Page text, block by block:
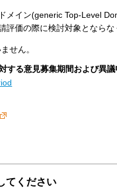
イン(generic Top-Level
価の際に検討対象とならな
せん。
する意見募集期間および異
てください